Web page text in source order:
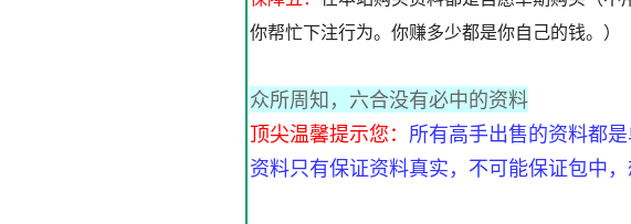
你帮忙下注行为。你赚多少都是你自己的钱。）
众所周知，六合没有必中的资料
顶尖温馨提示您： 所有高手出售的资料都
资料只有保证资料真实，不可能保证包中